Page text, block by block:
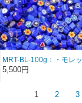
MRT-BL-100g：・モレッ
ティ 同色系ミルフィオ
5,500円
1 2 3